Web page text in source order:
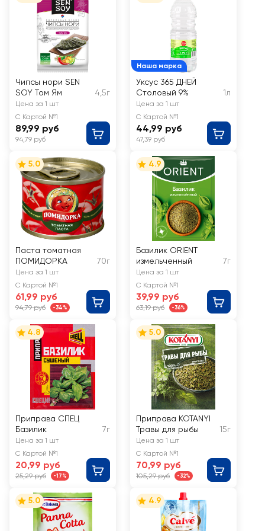
Чипсы нори SEN
SOY Том Ям
4,5г
Цена за 1 шт
С Картой №1
89,99 руб
94,79 руб
Наша марка
Уксус 365 ДНЕЙ
Столовый 9%
1л
Цена за 1 шт
С Картой №1
44,99 руб
47,39 руб
5.0
Паста томатная
ПОМИДОРКА
70г
Цена за 1 шт
С Картой №1
61,99 руб
94,79 руб -34%
4.9
Базилик ORIENT
измельченный
7г
Цена за 1 шт
С Картой №1
39,99 руб
63,19 руб -36%
4.8
Приправа СПЕЦ
Базилик
7г
Цена за 1 шт
С Картой №1
20,99 руб
25,29 руб -17%
5.0
Приправа KOTANYI
Травы для рыбы
15г
Цена за 1 шт
С Картой №1
70,99 руб
105,29 руб -32%
5.0 4.9